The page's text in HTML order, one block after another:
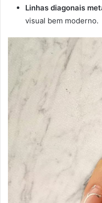
Linhas diagonais
visual bem moderno.